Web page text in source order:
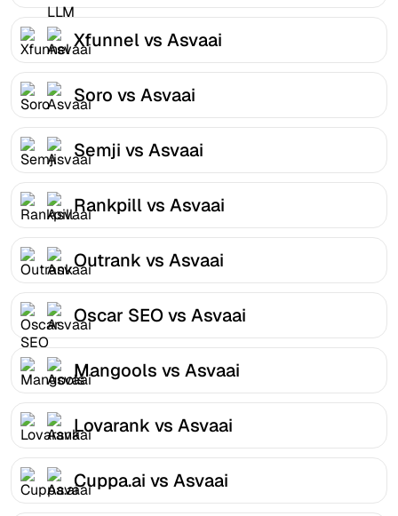
Xfunnel vs Asvaai
Soro vs Asvaai
Semji vs Asvaai
Rankpill vs Asvaai
Outrank vs Asvaai
Oscar SEO vs Asvaai
Mangools vs Asvaai
Lovarank vs Asvaai
Cuppa.ai vs Asvaai